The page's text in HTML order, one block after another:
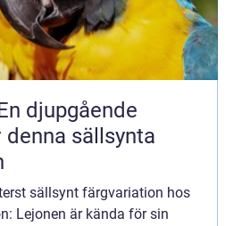
djupgående
sällsynta
sällsynt färgvariation hos
Lejonen är kända för sin